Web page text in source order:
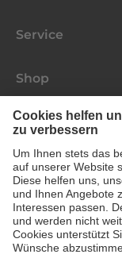
Service
Shop
Folge uns